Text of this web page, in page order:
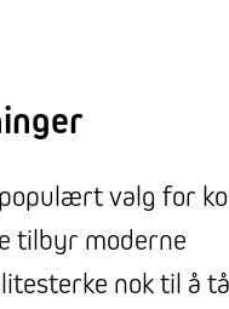
valg for
tilbyr moderne
nok til å